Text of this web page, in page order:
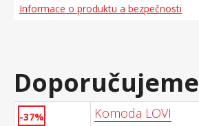
Informace o produktu a bezpečnosti
Doporučujeme
-37% Komoda LOVI